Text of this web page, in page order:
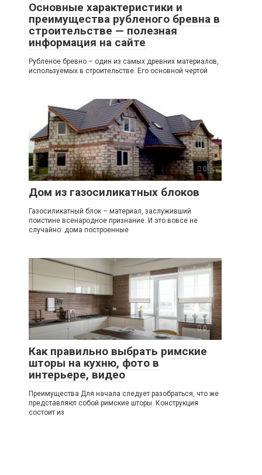
Основные характеристики и
преимущества рубленого бревна в
строительстве — полезная
информация на сайте
Рубленое бревно – один из самых древних материалов,
используемых в строительстве. Его основной чертой
0
Дом из газосиликатных блоков
Газосиликатный блок – материал, заслуживший
поистине всенародное признание. И это вовсе не
случайно: дома построенные
0
Как правильно выбрать римские
шторы на кухню, фото в
интерьере, видео
Преимущества Для начала следует разобраться, что же
представляют собой римские шторы. Конструкция
состоит из